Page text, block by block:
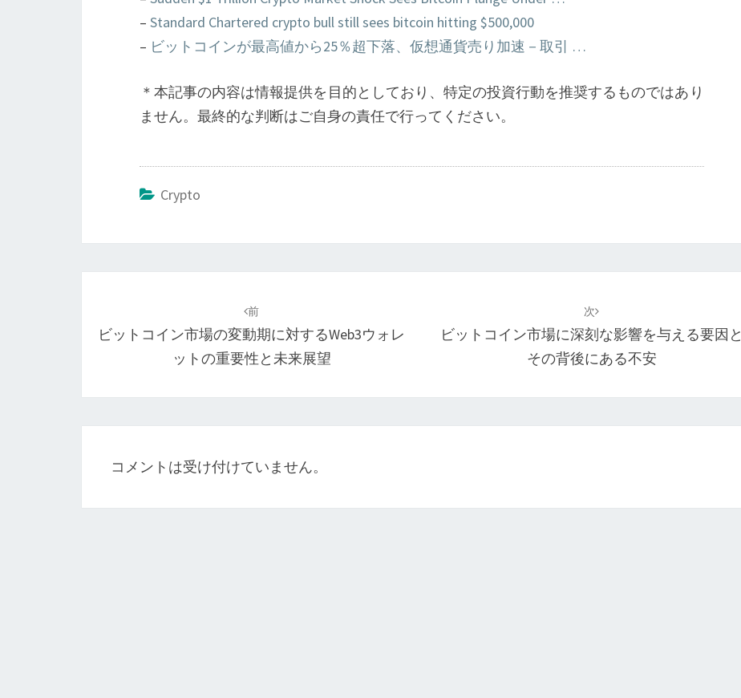
依
然
し
て
気
– Standard Chartered crypto bull still sees bitcoin hitting $500,000
– ビットコインが最高値から25％超下落、仮想通貨売り加速－取引 …
＊本記事の内容は情報提供を目的としており、特定の投資行動を推奨するものではあり
ません。最終的な判断はご自身の責任で行ってください。
Crypto
ナ
ゲ
ー
ン
前
ビットコイン市場の変動期に対するWeb3ウォレ
ットの重要性と未来展望
次
ビットコイン市場に深刻な影響を与える要因と
その背後にある不安
コメントは受け付けていません。